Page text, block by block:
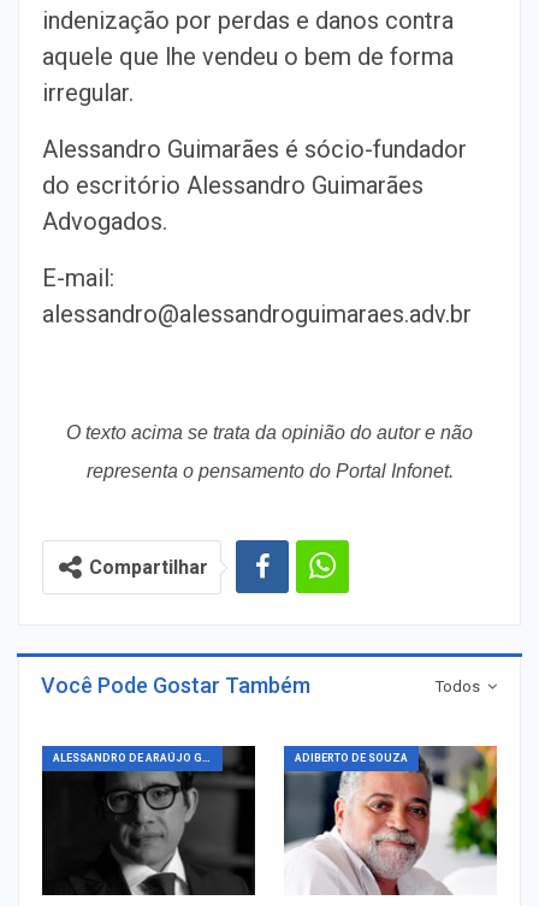
indenização por perdas e danos contra
aquele que lhe vendeu o bem de forma
irregular.
Alessandro Guimarães é sócio-fundador
do escritório Alessandro Guimarães
Advogados.
E-mail:
alessandro@alessandroguimaraes.adv.br
O texto acima se trata da opinião do autor e não
representa o pensamento do Portal Infonet.
Compartilhar
Todos
Você Pode Gostar Também
ALESSANDRO DE ARAÚJO GUIMARÃES ADIBERTO DE SOUZA